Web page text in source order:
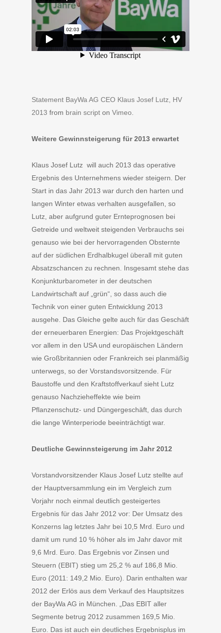
Statement BayWa AG CEO Klaus Josef Lutz, HV
2013 from brain script on Vimeo
Weitere Gewinnsteigerung für 2013 erwartet
Klaus Josef Lutz will auch 2013 das operative
Ergebnis des Unternehmens wieder steigern. Der
Start in das Jahr 2013 war durch den harten und
langen Winter etwas verhalten ausgefallen, so
Lutz, aber aufgrund guter Ernteprognosen bei
Getreide und weltweit steigenden Verbrauchs sei
genauso wie bei der hervorragenden Obsternte
auf der südlichen Erdhalbkugel überall mit guten
Absatzschancen zu rechnen. Insgesamt stehe das
Konjunkturbarometer in der deutschen
Landwirtschaft auf „grün“, so dass auch die
Technik von einer guten Entwicklung 2013
ausgehe. Das Gleiche gelte auch für das Geschäft
der erneuerbaren Energien: Das Projektgeschäft
vor allem in den USA und europäischen Ländern
wie Großbritannien oder Frankreich sei planmäßig
unterwegs, so der Vorstandsvorsitzende. Für
Baustoffe und den Kraftstoffverkauf sieht Lutz
genauso Nachzieheffekte wie beim
Pflanzenschutz- und Düngergeschäft, das durch
die lange Winterperiode beeinträchtigt war.
Deutliche Gewinnsteigerung im Jahr 2012
Vorstandvorsitzender Klaus Josef Lutz stellte auf
der Hauptversammlung ein im Vergleich zum
Vorjahr noch einmal deutlich gesteigertes
Ergebnis für das Jahr 2012 vor: Der Umsatz des
Konzerns lag letztes Jahr bei 10,5 Mrd. Euro und
damit um rund 10 % höher als im Jahr davor mit
9,6 Mrd. Euro. Das Ergebnis vor Zinsen und
Steuern (EBIT) stieg um 25,2 % auf 186,8 Mio.
Euro (2011: 149,2 Mio. Euro). Darin enthalten war
2012 der Erlös aus dem Verkauf des Hauptsitzes
der BayWa AG in München. „Das EBIT aller
Segmente betrug 2012 zusammen 169,5 Mio.
Euro. Das ist auch ein deutliches Ergebnisplus im